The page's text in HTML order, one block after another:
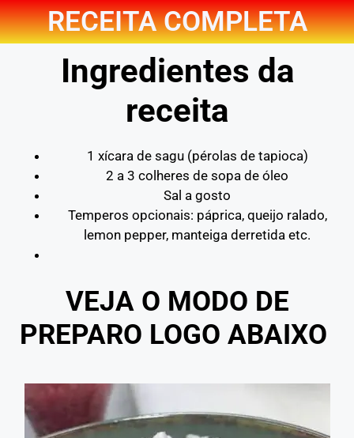
RECEITA COMPLETA
Ingredientes da
receita
1 xícara de sagu (pérolas de tapioca)
2 a 3 colheres de sopa de óleo
Sal a gosto
Temperos opcionais: páprica, queijo ralado,
lemon pepper, manteiga derretida etc.
VEJA O MODO DE
PREPARO LOGO ABAIXO